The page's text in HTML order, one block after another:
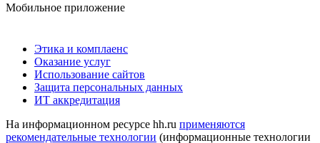
Мобильное приложение
Этика и комплаенс
Оказание услуг
Использование сайтов
Защита персональных данных
ИТ аккредитация
На информационном ресурсе hh.ru применяются
рекомендательные технологии (информационные технологии